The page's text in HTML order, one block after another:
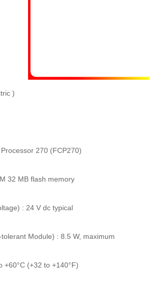
)
270 (FCP270)
32 MB flash memory
: 24 V dc typical
Module) : 8.5 W, maximum
+60°C (+32 to +140°F)